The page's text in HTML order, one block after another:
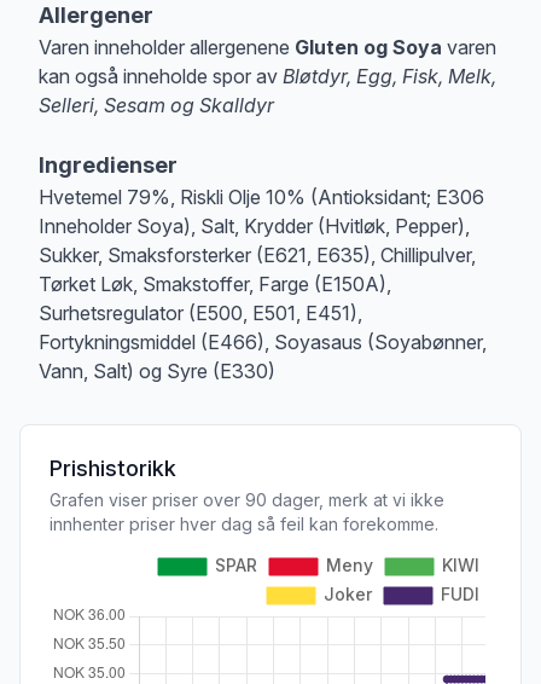
Allergener
Varen inneholder allergenene Gluten og Soya varen
kan også inneholde spor av Bløtdyr, Egg, Fisk, Melk,
Selleri, Sesam og Skalldyr
Ingredienser
Hvetemel 79%, Riskli Olje 10% (Antioksidant; E306
Inneholder Soya), Salt, Krydder (Hvitløk, Pepper),
Sukker, Smaksforsterker (E621, E635), Chillipulver,
Tørket Løk, Smakstoffer, Farge (E150A),
Surhetsregulator (E500, E501, E451),
Fortykningsmiddel (E466), Soyasaus (Soyabønner,
Vann, Salt) og Syre (E330)
Prishistorikk
Grafen viser priser over 90 dager, merk at vi ikke
innhenter priser hver dag så feil kan forekomme.